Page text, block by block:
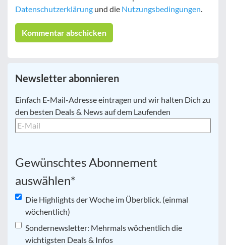
Datenschutzerklärung und die Nutzungsbedingungen.
Newsletter abonnieren
E-
Mail *
Einfach E-Mail-Adresse eintragen und wir halten Dich zu
den besten Deals & News auf dem Laufenden
Gewünschtes Abonnement
auswählen*
Die Highlights der Woche im Überblick. (einmal
wöchentlich)
Sondernewsletter: Mehrmals wöchentlich die
wichtigsten Deals & Infos